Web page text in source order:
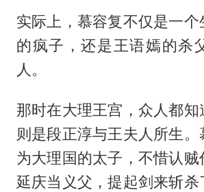
实际上，慕容复不仅是一个
的疯子，还是王语嫣的杀
人。
那时在大理王宫，众人都知
则是段正淳与王夫人所生
为大理国的太子，不惜认贼
延庆当义父，提起剑来斩杀